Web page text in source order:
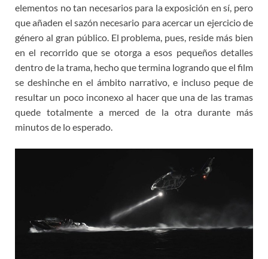
elementos no tan necesarios para la exposición en sí, pero
que añaden el sazón necesario para acercar un ejercicio de
género al gran público. El problema, pues, reside más bien
en el recorrido que se otorga a esos pequeños detalles
dentro de la trama, hecho que termina logrando que el film
se deshinche en el ámbito narrativo, e incluso peque de
resultar un poco inconexo al hacer que una de las tramas
quede totalmente a merced de la otra durante más
minutos de lo esperado.